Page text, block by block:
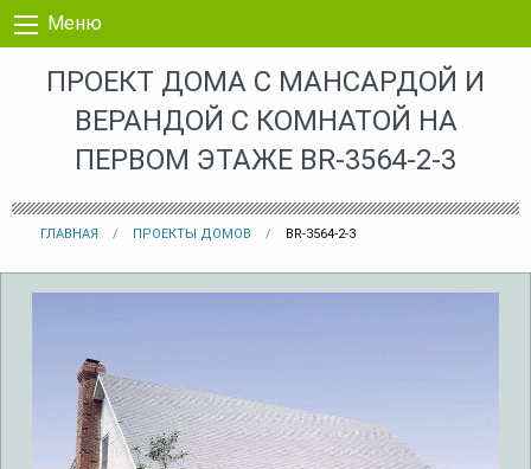
Перейти к контенту
Меню
ПРОЕКТ ДОМА С МАНСАРДОЙ И
ВЕРАНДОЙ С КОМНАТОЙ НА
ПЕРВОМ ЭТАЖЕ BR-3564-2-3
ГЛАВНАЯ ПРОЕКТЫ ДОМОВ BR-3564-2-3